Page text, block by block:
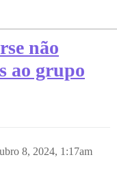
não
ao grupo
8, 2024, 1:17am